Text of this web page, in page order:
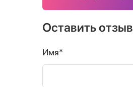
Оставить отзыв
Имя*